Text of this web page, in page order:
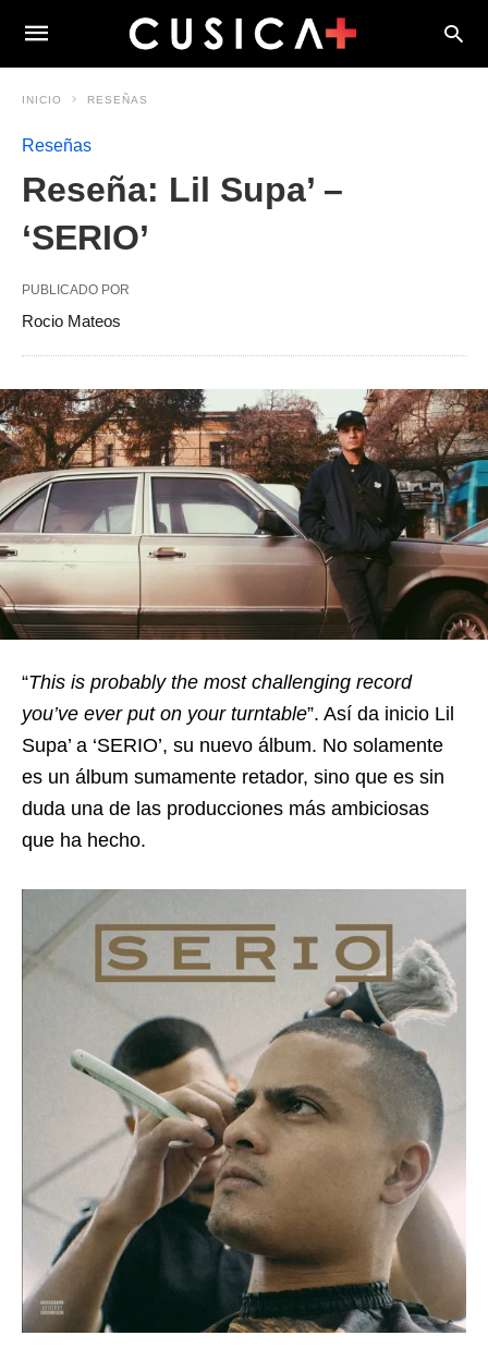
INICIO RESEÑAS
Reseñas
Reseña: Lil Supa’ –
‘SERIO’
PUBLICADO POR
Rocio Mateos
“This is probably the most challenging record
you’ve ever put on your turntable”. Así da inicio Lil
Supa’ a ‘SERIO’, su nuevo álbum. No solamente
es un álbum sumamente retador, sino que es sin
duda una de las producciones más ambiciosas
que ha hecho.